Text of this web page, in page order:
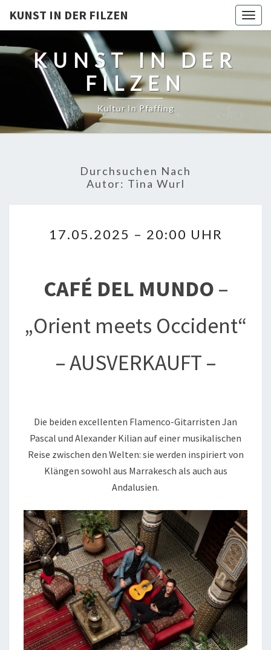
KUNST IN DER FILZEN
KUNST IN DER
FILZEN
Kultur In Pfaffing
Durchsuchen Nach
Autor: Tina Wurl
–
17.05.2025 – 20:00 UHR
CAFÉ DEL MUNDO –
„Orient meets Occident“
– AUSVERKAUFT –
Die beiden excellenten Flamenco-Gitarristen Jan
Pascal und Alexander Kilian auf einer musikalischen
Reise zwischen den Welten: sie werden inspiriert von
Klängen sowohl aus Marrakesch als auch aus
Andalusien.